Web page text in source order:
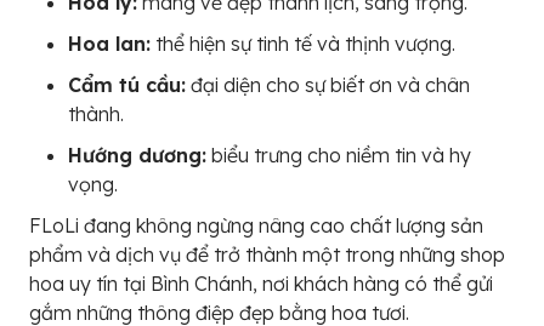
Hoa lan: thể hiện sự tinh tế và thịnh vượng.
Cẩm tú cầu: đại diện cho sự biết ơn và chân
thành.
Hướng dương: biểu trưng cho niềm tin và hy
vọng.
FLoLi đang không ngừng nâng cao chất lượng sản
phẩm và dịch vụ để trở thành một trong những shop
hoa uy tín tại Bình Chánh, nơi khách hàng có thể gửi
gắm những thông điệp đẹp bằng hoa tươi.